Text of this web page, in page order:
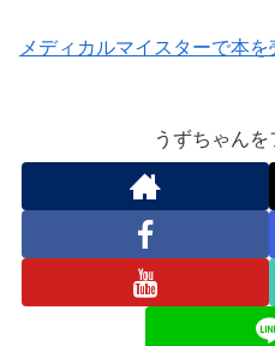
メディカルマイスターで本
うずちゃん